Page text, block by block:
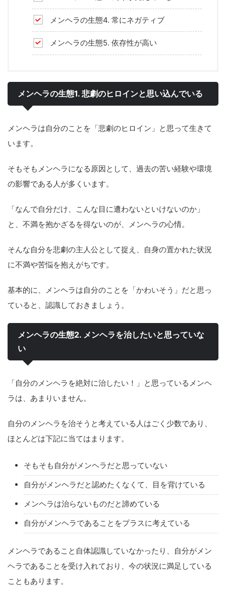
メンヘラの生態4. 常にネガティブ
メンヘラの生態5. 依存性が高い
メンヘラの生態1. 悲劇のヒロインと思い込んでいる
メンヘラは自分のことを「悲劇のヒロイン」と思って生きて
います。
そもそもメンヘラになる原因として、過去の苦い経験や環境
の影響である人が多くいます。
「なんで自分だけ、こんな目に遭わないといけないのか」
と、不満を抱かざるを得ないのが、メンヘラの心情。
そんな自分を悲劇の主人公として捉え、自身の置かれた状況
に不満や苦悩を抱えがちです。
基本的に、メンヘラは自分のことを「かわいそう」だと思っ
ていると、認識しておきましょう。
メンヘラの生態2. メンヘラを治したいと思っていな
い
「自分のメンヘラを絶対に治したい！」と思っているメンヘ
ラは、あまりいません。
自分のメンヘラを治そうと考えている人はごく少数であり、
ほとんどは下記に当てはまります。
そもそも自分がメンヘラだと思っていない
自分がメンヘラだと認めたくなくて、目を背けている
メンヘラは治らないものだと諦めている
自分がメンヘラであることをプラスに考えている
メンヘラであること自体認識していなかったり、自分がメン
ヘラであることを受け入れており、今の状況に満足している
こともあります。